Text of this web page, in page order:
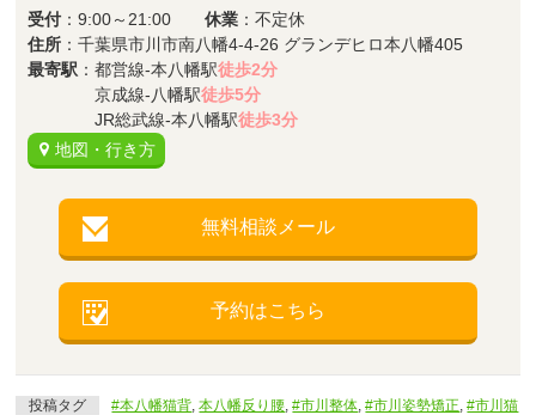
受付 ：9:00～21:00休業 ：不定休
住所 ：千葉県市川市南八幡4-4-26 グランデヒロ本八幡405
最寄駅 ：都営線-本八幡駅徒歩2分
京成線-八幡駅徒歩5分
JR総武線-本八幡駅徒歩3分
地図・行き方
無料相談メール
予約はこちら
投稿タグ #本八幡猫背 ,本八幡反り腰 ,#市川整体 ,#市川姿勢矯正 ,#市川猫